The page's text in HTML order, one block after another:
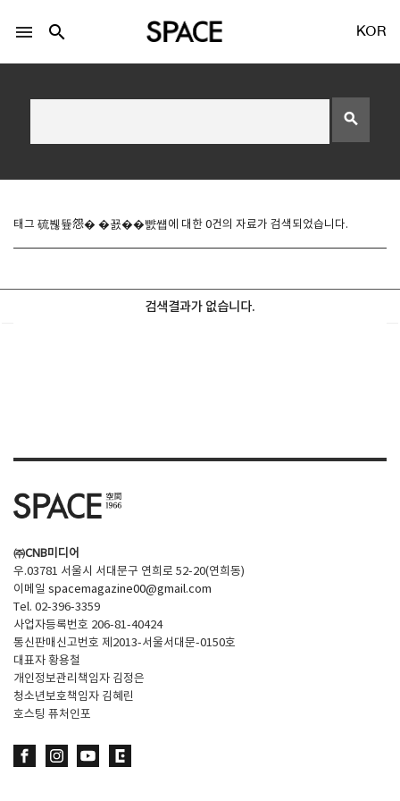
Twitter 로그인
기사문의
Contact
menu search KOR
search
태그 硫붾뜦怨� �꾨��뺤썝에 대한 0건의 자료가 검색되었습니다.
검색결과가 없습니다.
㈜CNB미디어
우.03781 서울시 서대문구 연희로 52-20(연희동)
이메일 spacemagazine00@gmail.com
Tel. 02-396-3359
사업자등록번호 206-81-40424
통신판매신고번호 제2013-서울서대문-0150호
대표자 황용철
개인정보관리책임자 김정은
청소년보호책임자 김혜린
호스팅 퓨처인포